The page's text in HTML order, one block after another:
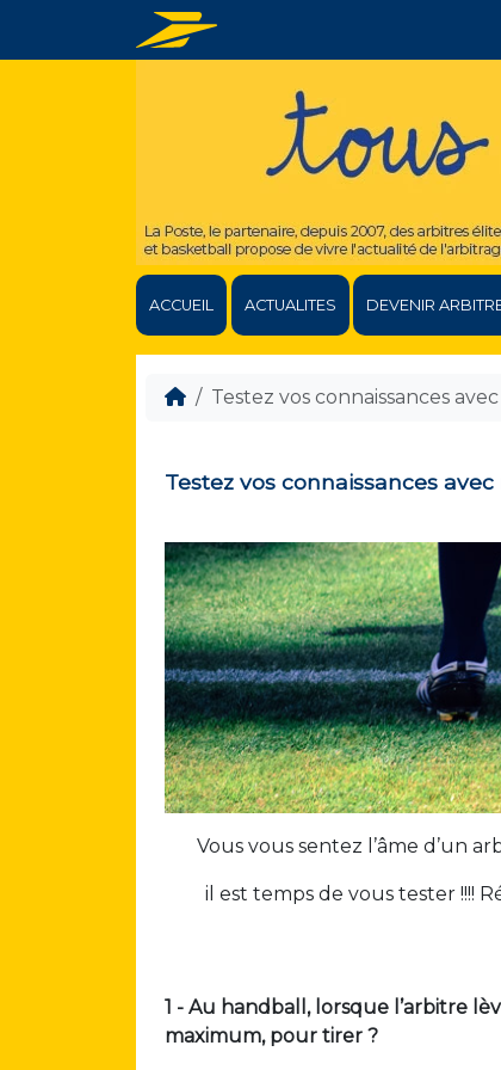
ACCUEIL ACTUALITES DEVENIR
Testez vos connaissances
Testez vos connaissances
Vous vous sentez l’âme d’un
il est temps de vous tester !!!!
1 - Au handball, lorsque l’arbitre
maximum, pour tirer ?